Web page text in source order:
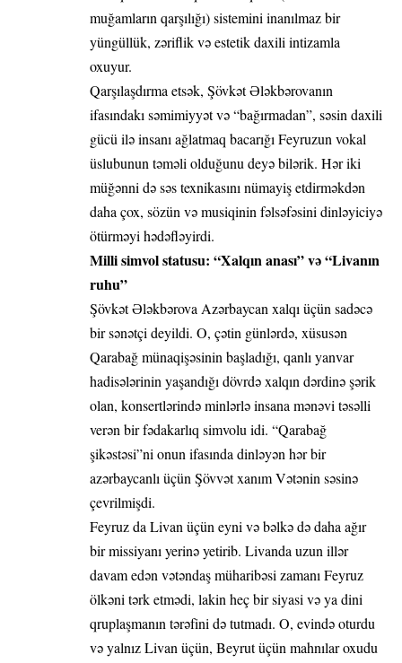
muğamların qarşılığı) sistemini inanılmaz bir
yüngüllük, zəriflik və estetik daxili intizamla
oxuyur.
Qarşılaşdırma etsək, Şövkət Ələkbərovanın
ifasındakı səmimiyyət və “bağırmadan”, səsin daxili
gücü ilə insanı ağlatmaq bacarığı Feyruzun vokal
üslubunun təməli olduğunu deyə bilərik. Hər iki
müğənni də səs texnikasını nümayiş etdirməkdən
daha çox, sözün və musiqinin fəlsəfəsini dinləyiciyə
ötürməyi hədəfləyirdi.
Milli simvol statusu: “Xalqın anası” və “Livanın
ruhu”
Şövkət Ələkbərova Azərbaycan xalqı üçün sadəcə
bir sənətçi deyildi. O, çətin günlərdə, xüsusən
Qarabağ münaqişəsinin başladığı, qanlı yanvar
hadisələrinin yaşandığı dövrdə xalqın dərdinə şərik
olan, konsertlərində minlərlə insana mənəvi təsəlli
verən bir fədakarlıq simvolu idi. “Qarabağ
şikəstəsi”ni onun ifasında dinləyən hər bir
azərbaycanlı üçün Şövvət xanım Vətənin səsinə
çevrilmişdi.
Feyruz da Livan üçün eyni və bəlkə də daha ağır
bir missiyanı yerinə yetirib. Livanda uzun illər
davam edən vətəndaş müharibəsi zamanı Feyruz
ölkəni tərk etmədi, lakin heç bir siyasi və ya dini
qruplaşmanın tərəfini də tutmadı. O, evində oturdu
və yalnız Livan üçün, Beyrut üçün mahnılar oxudu